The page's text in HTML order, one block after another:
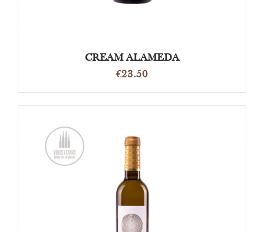
CREAM ALAMEDA
€23.50
TOEVOEGEN AAN WINKELWAGEN